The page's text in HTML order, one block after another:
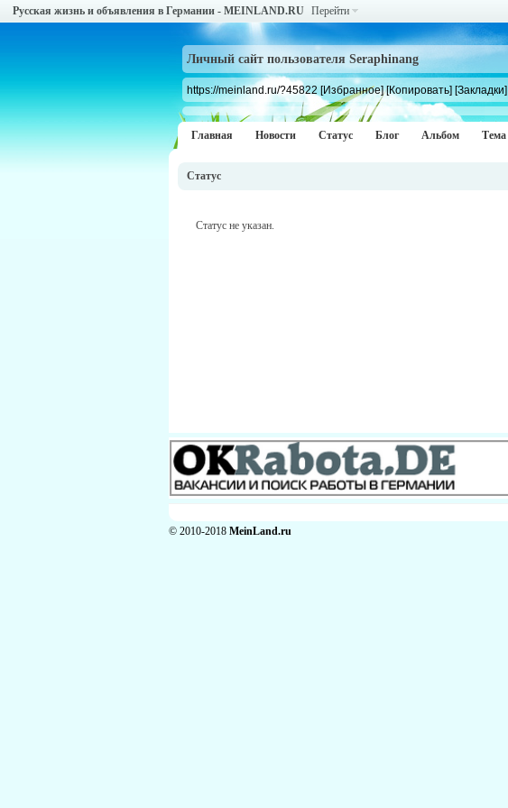
Русская жизнь и объявления в Германии - MEINLAND.RU Перейти
Личный сайт пользователя Seraphinang
https://meinland.ru/?45822 [Избранное] [Копировать] [Закладки]
Главная Новости Статус Блог Альбом Тема
Статус
Статус не указан.
© 2010-2018 MeinLand.ru